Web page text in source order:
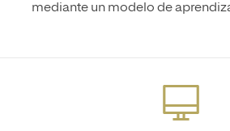
mediante un modelo de